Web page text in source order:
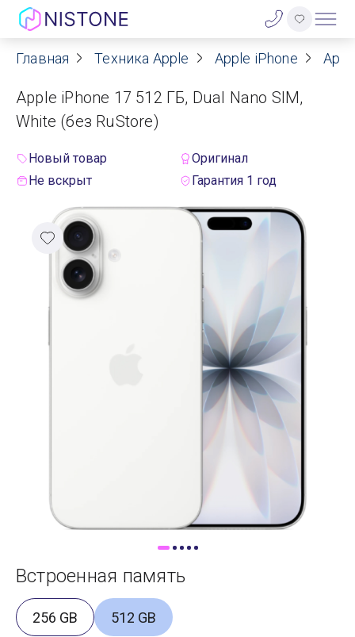
Акции
О нас
Договор оферты
Реквизиты
Контакты
Главная Техника Apple Apple iPhone
Apple iPhone 17 512 ГБ, Dual Nano SIM,
White (без RuStore)
Новый товар
Оригинал
Не вскрыт
Гарантия 1 год
Встроенная память
256 GB 512 GB